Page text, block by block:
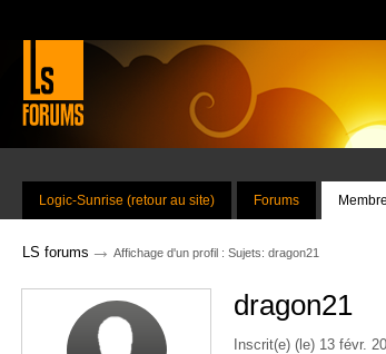
Logic-Sunrise (retour au site) Forums
LS forums → Affichage d'un profil : Sujets: dragon21
dragon21
Inscrit(e) (le) 13 févr.